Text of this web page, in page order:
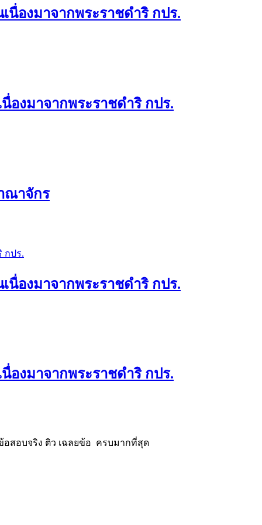
นื่องมาจากพระราชดำริ กปร.
องมาจากพระราชดำริ กปร.
ณาจักร
นื่องมาจากพระราชดำริ กปร.
องมาจากพระราชดำริ กปร.
อสอบจริง ติว เฉลยข้อ ครบมากที่สุด